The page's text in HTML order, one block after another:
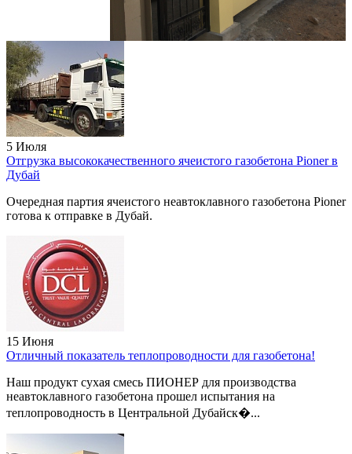
5 Июля
Отгрузка высококачественного ячеистого газобетона Pioner в
Дубай
Очередная партия ячеистого неавтоклавного газобетона Pioner
готова к отправке в Дубай.
15 Июня
Отличный показатель теплопроводности для газобетона!
Наш продукт сухая смесь ПИОНЕР для производства
неавтоклавного газобетона прошел испытания на
теплопроводность в Центральной Дубайск�...